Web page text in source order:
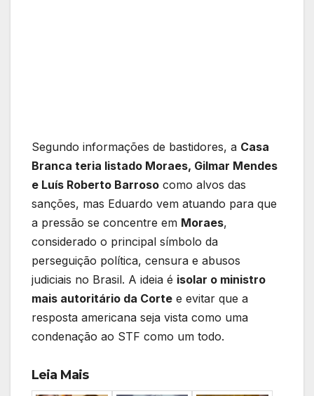
Segundo informações de bastidores, a Casa
Branca teria listado Moraes, Gilmar Mendes
e Luís Roberto Barroso como alvos das
sanções, mas Eduardo vem atuando para que
a pressão se concentre em Moraes,
considerado o principal símbolo da
perseguição política, censura e abusos
judiciais no Brasil. A ideia é isolar o ministro
mais autoritário da Corte e evitar que a
resposta americana seja vista como uma
condenação ao STF como um todo.
Leia Mais